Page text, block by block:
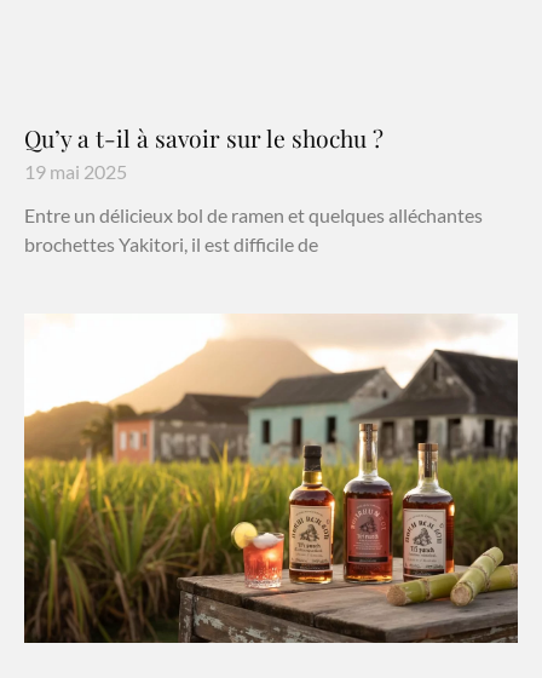
Qu’y a t-il à savoir sur le shochu ?
19 mai 2025
Entre un délicieux bol de ramen et quelques alléchantes
brochettes Yakitori, il est difficile de